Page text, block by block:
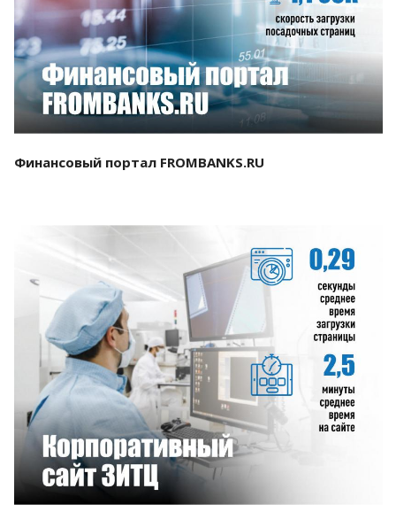
Смотреть проект
Финансовый портал FROMBANKS.RU
Смотреть проект